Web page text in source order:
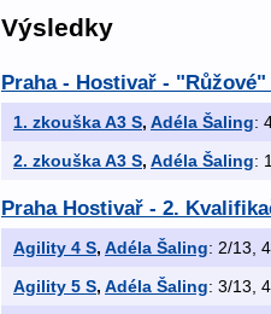
Výsledky
Praha - Hostivař -
1. zkouška A3 S, Adéla Šaling:
2. zkouška A3 S, Adéla Šaling:
Praha Hostivař - 2.
Agility 4 S, Adéla Šaling: 2/13,
Agility 5 S, Adéla Šaling: 3/13,